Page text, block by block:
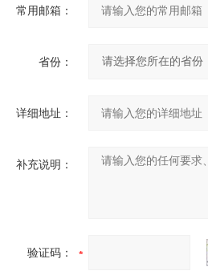
常用邮箱：
省份：
详细地址：
补充说明：
验证码：